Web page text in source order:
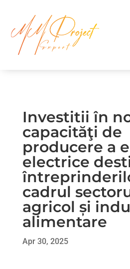
Investitii în
capacităţi de
producere a
electrice
cadrul
agricol și
alimentare
Apr 30, 2025